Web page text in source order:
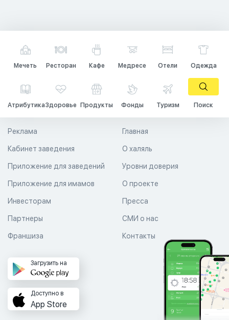
Мечеть Ресторан Кафе Медресе Отели Одежда
АтрибутикаЗдоровье Продукты Фонды Туризм Поиск
Главная
О халяль
Уровни доверия
Реклама
Кабинет заведения
Приложение для заведений
Приложение для имамов О проекте
Пресса
СМИ о нас
Контакты
Инвесторам
Партнеры
Франшиза
Загрузить на
Доступно в
App Store